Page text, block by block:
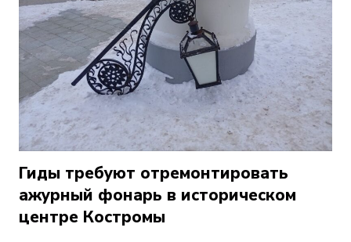
Гиды требуют отремонтировать
ажурный фонарь в историческом
центре Костромы